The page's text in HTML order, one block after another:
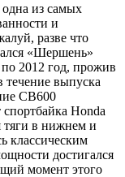
из самых
и
разве что
«Шершень»
2012 год, прожив
течение выпуска
CB600
Honda
тяги в нижнем и
классическим
достигался
момент этого